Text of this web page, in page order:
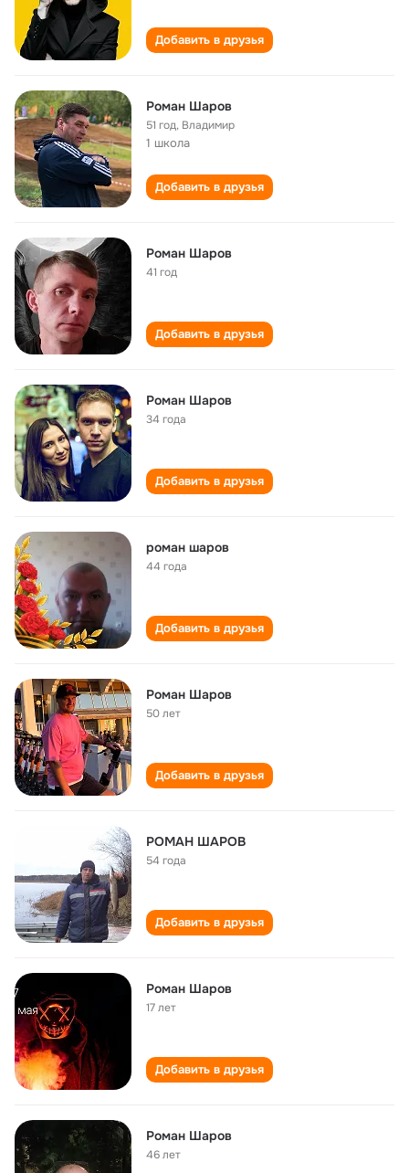
Добавить в друзья
Роман Шаров
51 год, Владимир
1 школа
Добавить в друзья
Роман Шаров
41 год
Добавить в друзья
Роман Шаров
34 года
Добавить в друзья
роман шаров
44 года
Добавить в друзья
Роман Шаров
50 лет
Добавить в друзья
РОМАН ШАРОВ
54 года
Добавить в друзья
Роман Шаров
17 лет
Добавить в друзья
Роман Шаров
46 лет